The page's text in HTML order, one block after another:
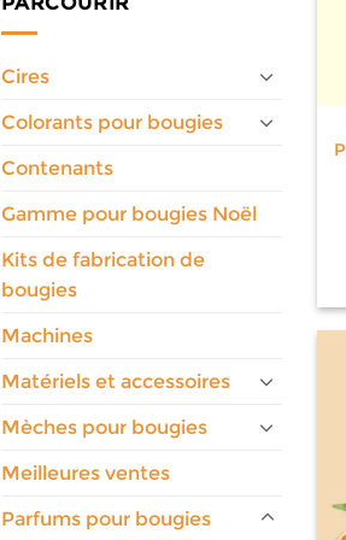
Cires
Colorants pour bougies
Contenants
Gamme pour bougies Noël
Kits de fabrication de
bougies
Machines
Matériels et accessoires
Mèches pour bougies
Meilleures ventes
Parfums pour bougies